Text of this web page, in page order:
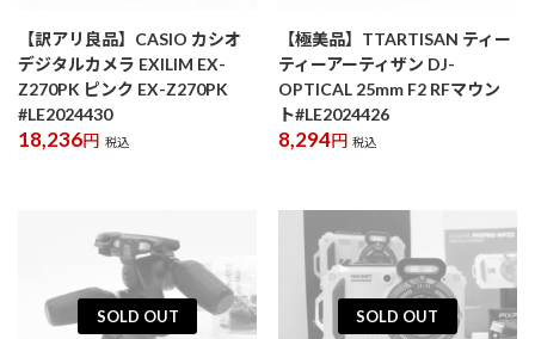
【訳アリ良品】CASIO カシオ
デジタルカメラ EXILIM EX-
Z270PK ピンク EX-Z270PK
#LE2024430
18,236円 税込
【極美品】TTARTISAN ティー
ティーアーティザン DJ-
OPTICAL 25mm F2 RFマウン
ト#LE2024426
8,294円 税込
SOLD OUT SOLD OUT